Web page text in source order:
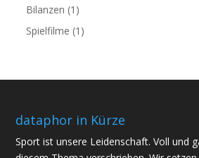
Bilanzen (1)
Spielfilme (1)
dataphor in Kürze
Sport ist unsere Leidenschaft. Voll und